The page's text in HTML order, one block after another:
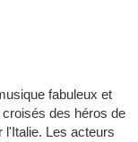
fabuleux et
des héros de
l'Italie. Les acteurs